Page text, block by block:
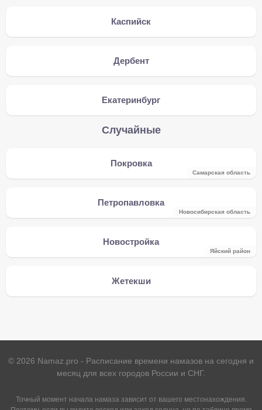
Каспийск
Дербент
Екатеринбург
Случайные
Покровка
Самарская область
Петропавловка
Новосибирская область
Новостройка
Яйский район
Жетекши
© 2026 Namaz.pro - Расписание времени намазов на сегодня и
месяц для всех городов России и СНГ.
Точный момент начала намаза зависит от вашего местонахождения.